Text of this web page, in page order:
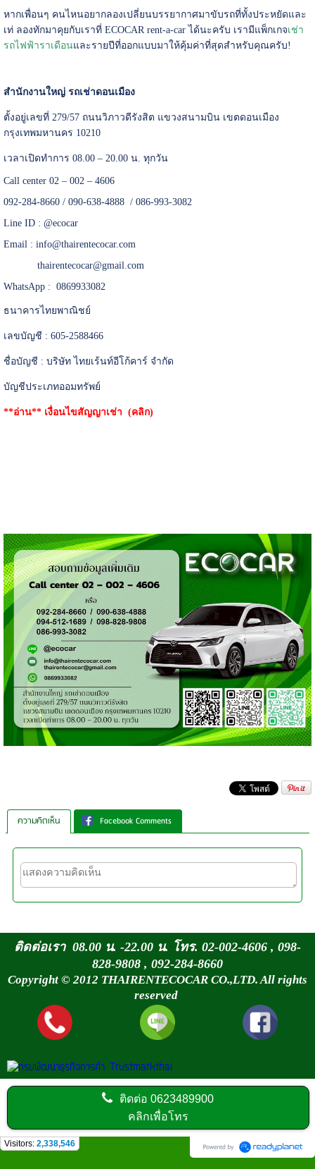
หากเพื่อนๆ คนไหนอยากลองเปลี่ยนบรรยากาศมาขับรถที่ทั้งประหยัดและ
เท่ ลองทักมาคุยกับเราที่ ECOCAR rent-a-car ได้นะครับ เรามีแพ็กเกจเช่า
รถไฟฟ้าราเดือนและรายปีที่ออกแบบมาให้คุ้มค่าที่สุดสำหรับคุณครับ!
สำนักงานใหญ่ รถเช่าดอนเมือง
ตั้งอยู่เลขที่ 279/57 ถนนวิภาวดีรังสิต แขวงสนามบิน เขตดอนเมือง
กรุงเทพมหานคร 10210
เวลาเปิดทำการ 08.00 – 20.00 น. ทุกวัน
Call center 02 – 002 – 4606
092-284-8660 / 090-638-4888 / 086-993-3082
Line ID : @ecocar
Email : info@thairentecocar.com
thairentecocar@gmail.com
WhatsApp : 0869933082
ธนาคารไทยพาณิชย์
เลขบัญชี : 605-2588466
ชื่อบัญชี : บริษัท ไทยเร้นท์อีโก้คาร์ จำกัด
บัญชีประเภทออมทรัพย์
**อ่าน** เงื่อนไขสัญญาเช่า (คลิก)
ความคิดเห็น Facebook Comments
ติดต่อเรา 08.00 น. -22.00 น. โทร. 02-002-4606 , 098-
828-9808 , 092-284-8660
Copyright © 2012 THAIRENTECOCAR CO.,LTD. All rights
reserved
ติดต่อ0623489900
คลิกเพื่อโทร
Visitors: 2,338,546